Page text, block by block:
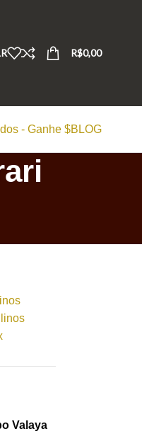
R$0,00
- Ganhe $BLOG
Valaya